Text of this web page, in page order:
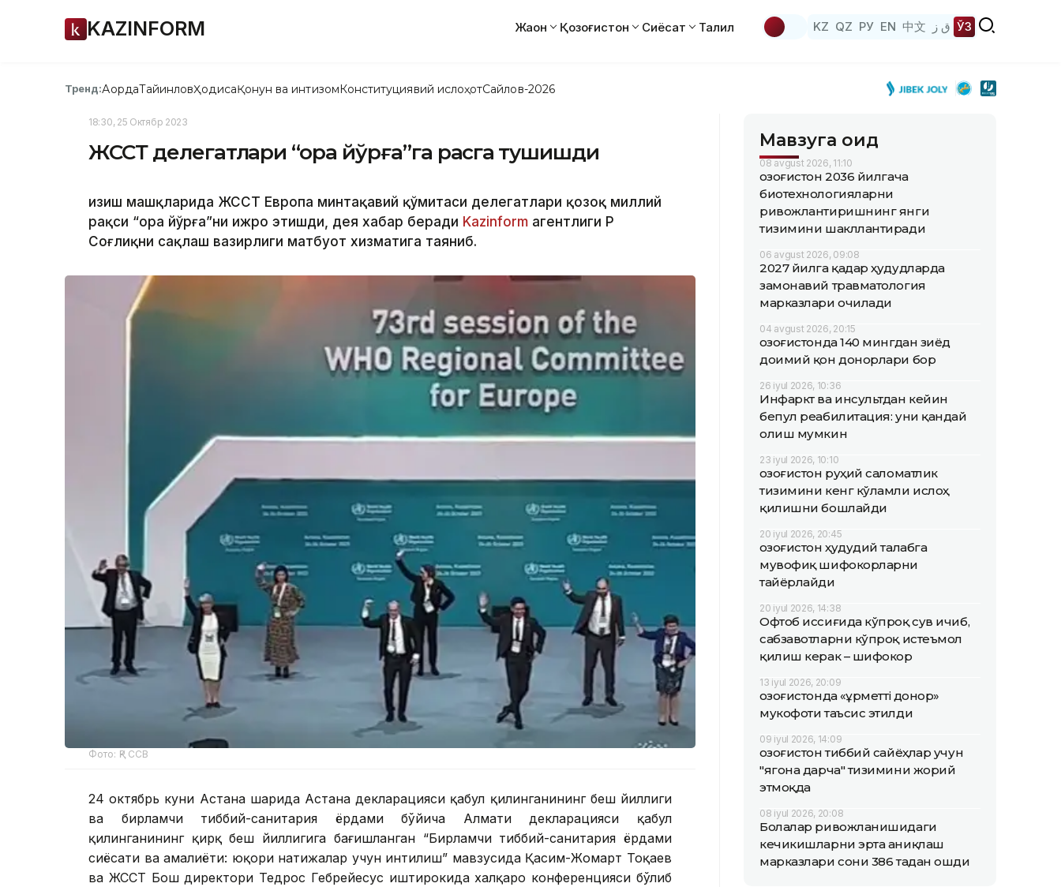
KAZINFORM Жаҳон Қозоғистон Сиёсат Таҳлил KZ QZ РУ EN 中文 ق ز ЎЗ
Тренд:АқордаТайинловҲодисаҚонун ва интизомКонституциявий ислоҳотСайлов-2026
18:30, 25 Октябр 2023
ЖССТ делегатлари “қора йўрға”га рақсга тушишди
Қизиш машқларида ЖССТ Европа минтақавий қўмитаси делегатлари қозоқ миллий
рақси “Қора йўрға”ни ижро этишди, дея хабар беради Kazinform агентлиги ҚР
Соғлиқни сақлаш вазирлиги матбуот хизматига таяниб.
Фото: ҚР ССВ
24 октябрь куни Астана шаҳрида Астана декларацияси қабул қилинганининг беш йиллиги
ва бирламчи тиббий-санитария ёрдами бўйича Алмати декларацияси қабул
қилинганининг қирқ беш йиллигига бағишланган “Бирламчи тиббий-санитария ёрдами
сиёсати ва амалиёти: юқори натижалар учун интилиш” мавзусида Қасим-Жомарт Тоқаев
ва ЖССТ Бош директори Тедрос Гебрейесус иштирокида халқаро конференцияси бўлиб
Мавзуга оид
08 avgust 2026, 11:10
Қозоғистон 2036 йилгача
биотехнологияларни
ривожлантиришнинг янги
тизимини шакллантиради
06 avgust 2026, 09:08
2027 йилга қадар ҳудудларда
замонавий травматология
марказлари очилади
04 avgust 2026, 20:15
Қозоғистонда 140 мингдан зиёд
доимий қон донорлари бор
26 iyul 2026, 10:36
Инфаркт ва инсультдан кейин
бепул реабилитация: уни қандай
олиш мумкин
23 iyul 2026, 10:10
Қозоғистон руҳий саломатлик
тизимини кенг кўламли ислоҳ
қилишни бошлайди
20 iyul 2026, 20:45
Қозоғистон ҳудудий талабга
мувофиқ шифокорларни
тайёрлайди
20 iyul 2026, 14:38
Офтоб иссиғида кўпроқ сув ичиб,
сабзавотларни кўпроқ истеъмол
қилиш керак – шифокор
13 iyul 2026, 20:09
Қозоғистонда «Құрметті донор»
мукофоти таъсис этилди
09 iyul 2026, 14:09
Қозоғистон тиббий сайёҳлар учун
"ягона дарча" тизимини жорий
этмоқда
08 iyul 2026, 20:08
Болалар ривожланишидаги
кечикишларни эрта аниқлаш
марказлари сони 386 тадан ошди